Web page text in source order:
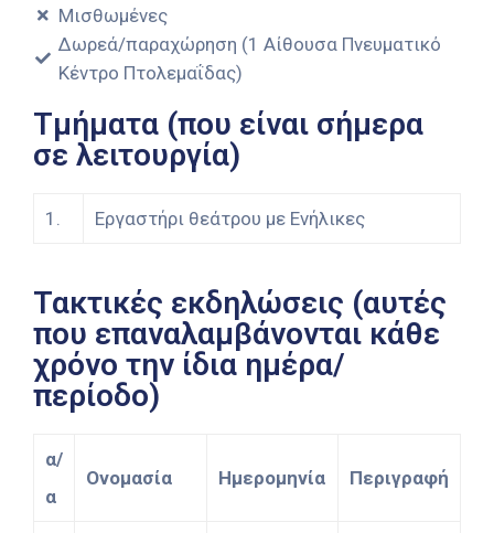
Μισθωμένες
Δωρεά/παραχώρηση (1 Αίθουσα Πνευματικό
Κέντρο Πτολεμαΐδας)
Τμήματα (που είναι σήμερα
σε λειτουργία)
1. Εργαστήρι θεάτρου με Ενήλικες
Τακτικές εκδηλώσεις (αυτές
που επαναλαμβάνονται κάθε
χρόνο την ίδια ημέρα/
περίοδο)
α/
α
Ονομασία Ημερομηνία Περιγραφή